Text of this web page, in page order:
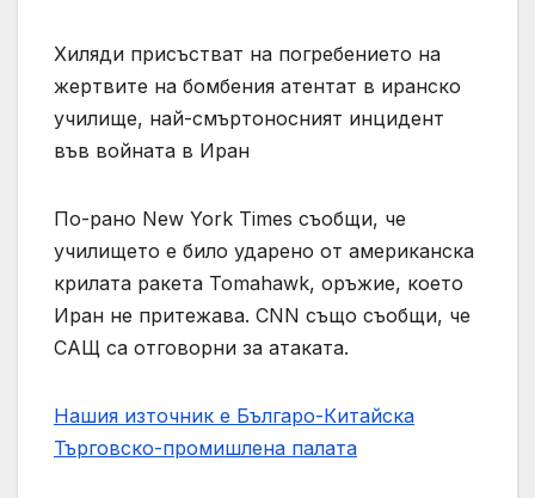
Хиляди присъстват на погребението на
жертвите на бомбения атентат в иранско
училище, най-смъртоносният инцидент
във войната в Иран
По-рано New York Times съобщи, че
училището е било ударено от американска
крилата ракета Tomahawk, оръжие, което
Иран не притежава. CNN също съобщи, че
САЩ са отговорни за атаката.
Нашия източник е Българо-Китайска
Търговско-промишлена палaта